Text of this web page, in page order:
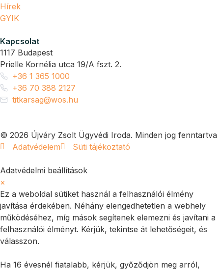
Hírek
GYIK
Kapcsolat
1117 Budapest
Prielle Kornélia utca 19/A fszt. 2.
+36 1 365 1000
+36 70 388 2127
titkarsag@wos.hu
© 2026 Újváry Zsolt Ügyvédi Iroda. Minden jog fenntartva
Adatvédelem
Süti tájékoztató
Adatvédelmi beállítások
×
Ez a weboldal sütiket használ a felhasználói élmény
javítása érdekében. Néhány elengedhetetlen a webhely
működéséhez, míg mások segítenek elemezni és javítani a
felhasználói élményt. Kérjük, tekintse át lehetőségeit, és
válasszon.
Ha 16 évesnél fiatalabb, kérjük, győződjön meg arról,